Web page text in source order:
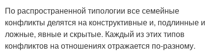
По распространенной типологии все семейные
конфликты делятся на конструктивные и, подлинные и
ложные, явные и скрытые. Каждый из этих типов
конфликтов на отношениях отражается по-разному.